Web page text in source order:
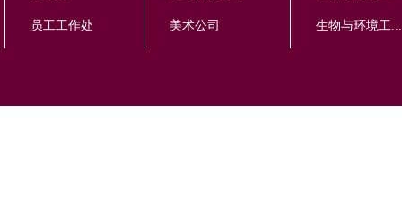
员工工作处 美术公司 生物与环境工...